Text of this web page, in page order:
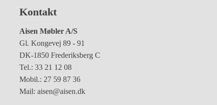
Kontakt
Aisen Møbler A/S
Gl. Kongevej 89 - 91
DK-1850 Frederiksberg C
Tel.: 33 21 12 08
Mobil.: 27 59 87 36
Mail: aisen@aisen.dk